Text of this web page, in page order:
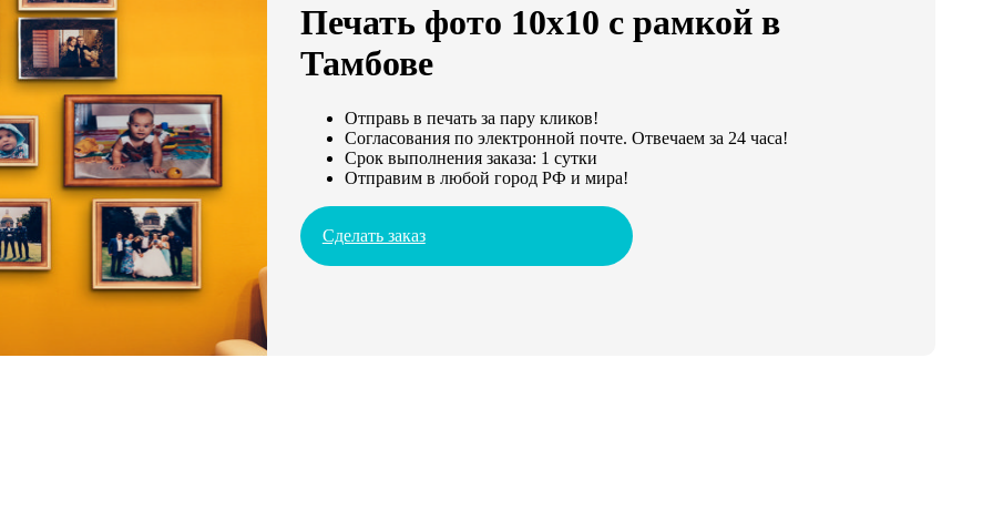
Печать фото 10х10 с рамкой в
Тамбове
Отправь в печать за пару кликов!
Согласования по электронной почте. Отвечаем за 24 часа!
Срок выполнения заказа: 1 сутки
Отправим в любой город РФ и мира!
Сделать заказ